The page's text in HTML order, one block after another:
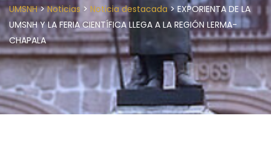
UMSNH>Noticias > Noticia destacada>EXPORIENTA DE LA
UMSNH Y LA FERIA CIENTÍFICA LLEGA A LA REGIÓN LERMA-
CHAPALA